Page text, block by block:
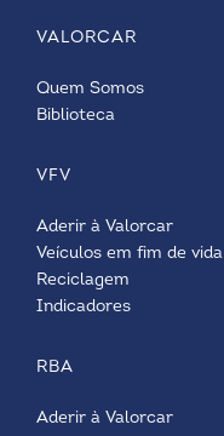
VALORCAR
Quem Somos
Biblioteca
VFV
Aderir à Valorcar
Veículos em fim de vida
Reciclagem
Indicadores
RBA
Aderir à Valorcar